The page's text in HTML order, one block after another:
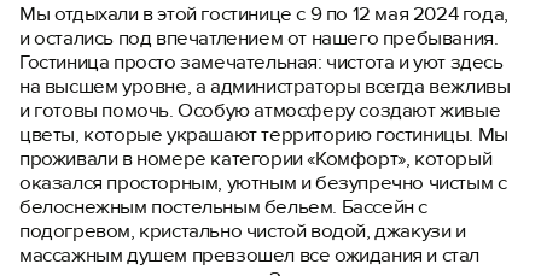
Мы отдыхали в этой гостинице с 9 по 12 мая 2024 года,
и остались под впечатлением от нашего пребывания.
Гостиница просто замечательная: чистота и уют здесь
на высшем уровне, а администраторы всегда вежливы
и готовы помочь. Особую атмосферу создают живые
цветы, которые украшают территорию гостиницы. Мы
проживали в номере категории «Комфорт», который
оказался просторным, уютным и безупречно чистым с
белоснежным постельным бельем. Бассейн с
подогревом, кристально чистой водой, джакузи и
массажным душем превзошел все ожидания и стал